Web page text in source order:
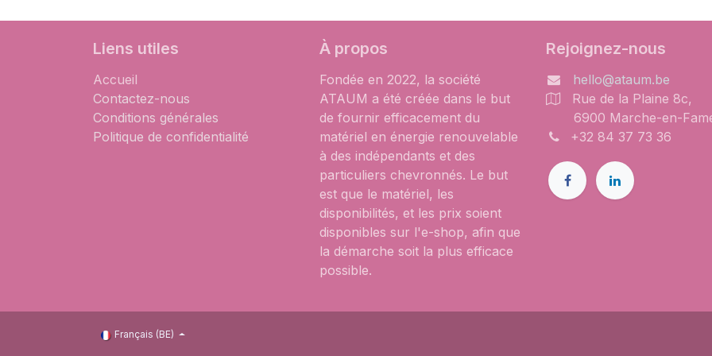
Liens utiles
Accueil
Contactez-nous
Conditions générales
Politique de confidentialité
À propos
Fondée en 2022, la société
ATAUM a été créée dans le but
de fournir efficacement du
matériel en énergie renouvelable
à des indépendants et des
particuliers chevronnés. Le but
est que le matériel, les
disponibilités, et les prix soient
disponibles sur l'e-shop, afin que
la démarche soit la plus efficace
possible.
Rejoignez-nous
hello@ataum.be
Rue de la Plaine 8c,
6900 Marche-en-
+32 84 37 73 36
Français (BE)